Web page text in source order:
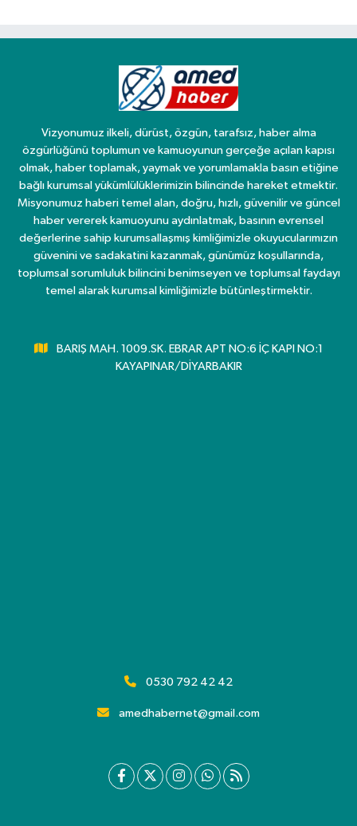
Vizyonumuz ilkeli, dürüst, özgün, tarafsız, haber alma
özgürlüğünü toplumun ve kamuoyunun gerçeğe açılan kapısı
olmak, haber toplamak, yaymak ve yorumlamakla basın etiğine
bağlı kurumsal yükümlülüklerimizin bilincinde hareket etmektir.
Misyonumuz haberi temel alan, doğru, hızlı, güvenilir ve güncel
haber vererek kamuoyunu aydınlatmak, basının evrensel
değerlerine sahip kurumsallaşmış kimliğimizle okuyucularımızın
güvenini ve sadakatini kazanmak, günümüz koşullarında,
toplumsal sorumluluk bilincini benimseyen ve toplumsal faydayı
temel alarak kurumsal kimliğimizle bütünleştirmektir.
BARIŞ MAH. 1009.SK. EBRAR APT NO:6 İÇ KAPI NO:1
KAYAPINAR/DİYARBAKIR
0530 792 42 42
amedhabernet@gmail.com